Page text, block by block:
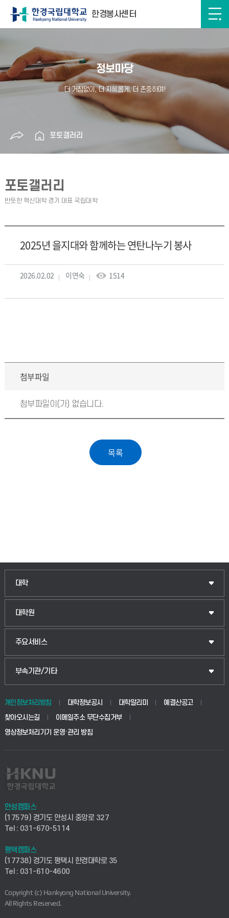
한경봉사센터
정보마당
포토갤러리
포토갤러리
2025년 을지대와 함께하는 연탄나누기 봉사
2026.02.02 이연숙 1514
첨부파일
첨부파일이(가) 없습니다.
대학
인문융합공공인재학부
법경영학부
생명공학부
사회안전시스템공학부
컴퓨터응용수학부
ICT로봇기계공학부
전자전기공학부
디자인건축융합학부
대학원
일반대학원
산업대학원
공공정책대학원
교육대학원
주요서비스
입학안내
웹메일
학사시스템(전문학사 및 전공심화)
사이버캠퍼스(전문학사 및 전공심화)
시설바로처리서비스
연구실안전관리시스템
산학연구관리시스템
찾아오시는길(평택)
부속기관/기타
중앙도서관
학생생활관(안성)
산학협력단
취업지원센터
창업지원센터
현장실습지원센터
개인정보처리방침 대학정보공시 대학알리미
예결산공고
찾아오시는길
이메일주소 무단수집거부
영상정보처리기기 운영·관리 방침
안성캠퍼스
(17579) 경기도 안성시 중앙로 327
Tel : 031-670-5114
평택캠퍼스
(17738) 경기도 평택시 한경대학로 35
Tel : 031-610-4600
Copyright (c) Hankyong National University.
All Rights Reserved.